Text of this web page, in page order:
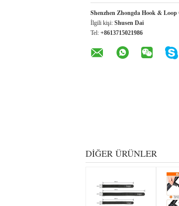
Shenzhen Zhongda Hook &
İlgili kişi: Shusen Dai
Tel: +8613715021986
DIĞER ÜRÜNLER